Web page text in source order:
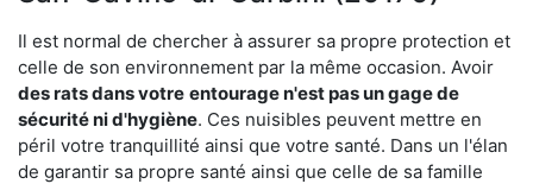
Il est normal de chercher à assurer sa propre protection et
celle de son environnement par la même occasion. Avoir
des rats dans votre entourage n'est pas un gage de
sécurité ni d'hygiène. Ces nuisibles peuvent mettre en
péril votre tranquillité ainsi que votre santé. Dans un l'élan
de garantir sa propre santé ainsi que celle de sa famille